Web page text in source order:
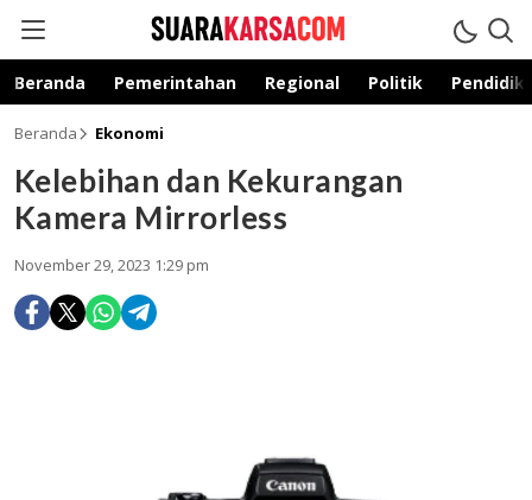
suarakarsa.com
Informasi terpercaya
Beranda Pemerintahan Regional Politik
Beranda Ekonomi
Kelebihan dan Kekurangan
Kamera Mirrorless
November 29, 2023 1:29 pm